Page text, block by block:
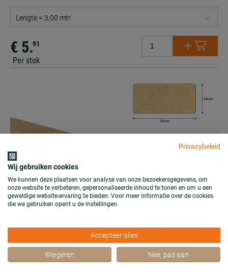
Lengte = 3,00 mtr.
€ 5.91
Per stuk
Vuren C 44x95 mm. geschaafd
Privacybeleid
Wij gebruiken cookies
We kunnen deze plaatsen voor analyse van onze bezoekersgegevens, om
onze website te verbeteren, gepersonaliseerde inhoud te tonen en om u een
geweldige website-ervaring te bieden. Voor meer informatie over de cookies
die we gebruiken opent u de instellingen.
Accepteer alles
Weigeren Nee, pas aan